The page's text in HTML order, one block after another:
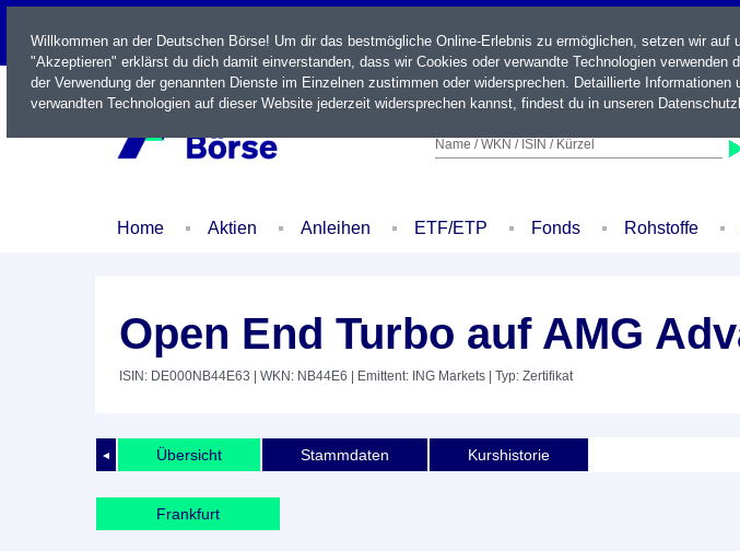
LIVE
Name / WKN / ISIN / Kürzel
Home Aktien Anleihen ETF/ETP Fonds Rohstoffe
Open End Turbo auf AMG
ISIN: DE000NB44E63 | WKN: NB44E6 | Emittent: ING Markets | Typ: Zertifikat
◄ Übersicht Stammdaten Kurshistorie
Frankfurt
Willkommen an der Deutschen Börse! Um dir das bestmögliche Online-Erlebnis zu ermöglichen, setzen wir
"Akzeptieren" erklärst du dich damit einverstanden, dass wir Cookies oder verwandte Technologien verwenden
der Verwendung der genannten Dienste im Einzelnen zustimmen oder widersprechen. Detaillierte Informationen
verwandten Technologien auf dieser Website jederzeit widersprechen kannst, findest du in unseren